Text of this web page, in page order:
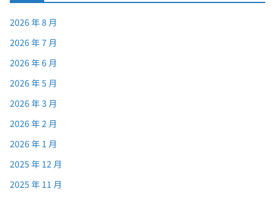
2026 年 8 月
2026 年 7 月
2026 年 6 月
2026 年 5 月
2026 年 3 月
2026 年 2 月
2026 年 1 月
2025 年 12 月
2025 年 11 月